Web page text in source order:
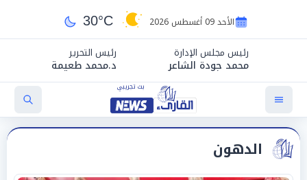
الأحد 09 أغسطس 2026 30°C
رئيس مجلس الإدارة
محمد جودة الشاعر
رئيس التحرير
د.محمد طعيمة
الدهون